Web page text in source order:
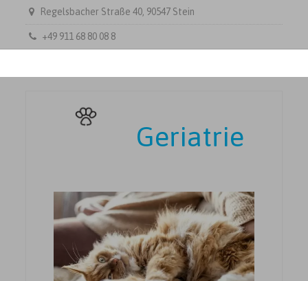
Regelsbacher Straße 40, 90547 Stein
+49 911 68 80 08 8
Geriatrie